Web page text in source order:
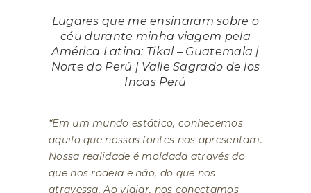
Lugares que me ensinaram sobre o
céu durante minha viagem pela
América Latina: Tikal – Guatemala |
Norte do Perú | Valle Sagrado de los
Incas Perú
“Em um mundo estático, conhecemos
aquilo que nossas fontes nos apresentam.
Nossa realidade é moldada através do
que nos rodeia e não, do que nos
atravessa. Ao viajar, nos conectamos